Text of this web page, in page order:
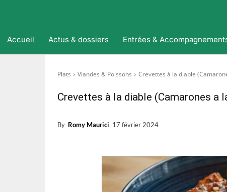
Accueil Actus & dossiers Entrées &
Plats Viandes & Poissons Crevettes à la diable
Crevettes à la diable (Camarones a
By Romy Maurici 17 février 2024